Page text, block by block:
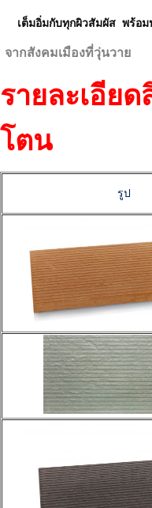
เต็มอิ่มกับทุกผิวสัมผัส พร้อม
จากสังคมเมืองที่วุ่นวาย
รายละเอีย
โตน
รูป